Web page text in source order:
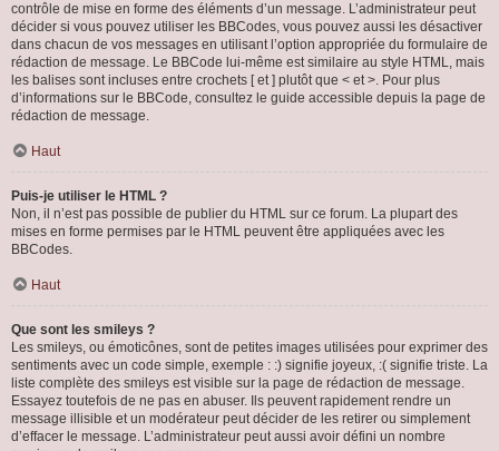
contrôle de mise en forme des éléments d’un message. L’administrateur peut
décider si vous pouvez utiliser les BBCodes, vous pouvez aussi les désactiver
dans chacun de vos messages en utilisant l’option appropriée du formulaire de
rédaction de message. Le BBCode lui-même est similaire au style HTML, mais
les balises sont incluses entre crochets [ et ] plutôt que < et >. Pour plus
d’informations sur le BBCode, consultez le guide accessible depuis la page de
rédaction de message.
Haut
Puis-je utiliser le HTML ?
Non, il n’est pas possible de publier du HTML sur ce forum. La plupart des
mises en forme permises par le HTML peuvent être appliquées avec les
BBCodes.
Haut
Que sont les smileys ?
Les smileys, ou émoticônes, sont de petites images utilisées pour exprimer des
sentiments avec un code simple, exemple : :) signifie joyeux, :( signifie triste. La
liste complète des smileys est visible sur la page de rédaction de message.
Essayez toutefois de ne pas en abuser. Ils peuvent rapidement rendre un
message illisible et un modérateur peut décider de les retirer ou simplement
d’effacer le message. L’administrateur peut aussi avoir défini un nombre